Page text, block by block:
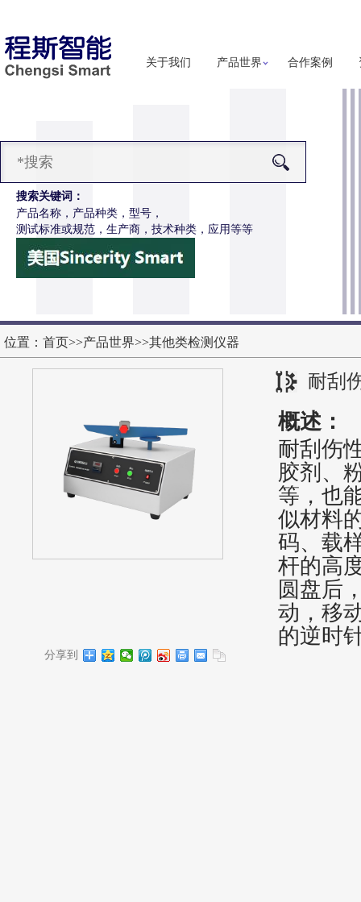
关于我们 产品世界 合作案例
搜索关键词：
产品名称，产品种类，型号，
测试标准或规范，生产商，技术种类，应用等等
高配款噬菌体穿透抗渗透测试仪
位置： 首页>>产品世界>>其他类检测仪器
耐刮
分享到
概述：
耐刮伤
胶剂、
等，也
似材料
码、载
杆的高
圆盘后
动，移
的逆时